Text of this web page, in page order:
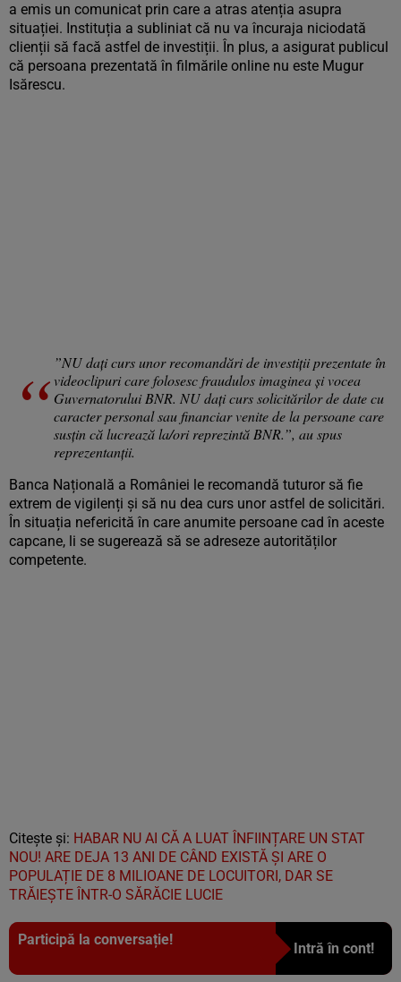
a emis un comunicat prin care a atras atenția asupra
situației. Instituția a subliniat că nu va încuraja niciodată
clienții să facă astfel de investiții. În plus, a asigurat publicul
că persoana prezentată în filmările online nu este Mugur
Isărescu.
”NU dați curs unor recomandări de investiții prezentate în
videoclipuri care folosesc fraudulos imaginea și vocea
Guvernatorului BNR. NU dați curs solicitărilor de date cu
caracter personal sau financiar venite de la persoane care
susțin că lucrează la/ori reprezintă BNR.”, au spus
reprezentanții.
Banca Națională a României le recomandă tuturor să fie
extrem de vigilenți și să nu dea curs unor astfel de solicitări.
În situația nefericită în care anumite persoane cad în aceste
capcane, li se sugerează să se adreseze autorităților
competente.
Citește și: HABAR NU AI CĂ A LUAT ÎNFIINȚARE UN STAT
NOU! ARE DEJA 13 ANI DE CÂND EXISTĂ ȘI ARE O
POPULAȚIE DE 8 MILIOANE DE LOCUITORI, DAR SE
TRĂIEȘTE ÎNTR-O SĂRĂCIE LUCIE
Participă la conversație!
Intră în cont!